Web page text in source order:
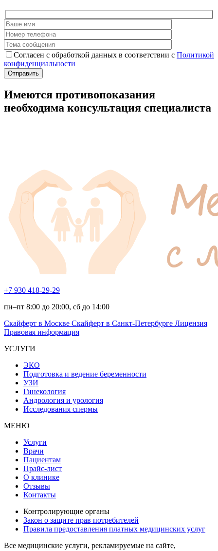
Согласен с обработкой данных в соответствии с Политикой
конфиденциальности
Имеются противопоказания
необходима консультация специалиста
+7 930 418-29-29
пн–пт 8:00 до 20:00, сб до 14:00
Скайферт в Москве Скайферт в Санкт-Петербурге Лицензия
Правовая информация
УСЛУГИ
ЭКО
Подготовка и ведение беременности
УЗИ
Гинекология
Андрология и урология
Исследования спермы
МЕНЮ
Услуги
Врачи
Пациентам
Прайс-лист
О клинике
Отзывы
Контакты
Контролирующие органы
Закон о защите прав потребителей
Правила предоставления платных медицинских услуг
Все медицинские услуги, рекламируемые на сайте,